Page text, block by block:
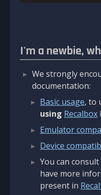
I'm a newbie,
We strongly
documentation:
Basic usage, to
using Recalbox
Emulator
Device
You can
have more
present in